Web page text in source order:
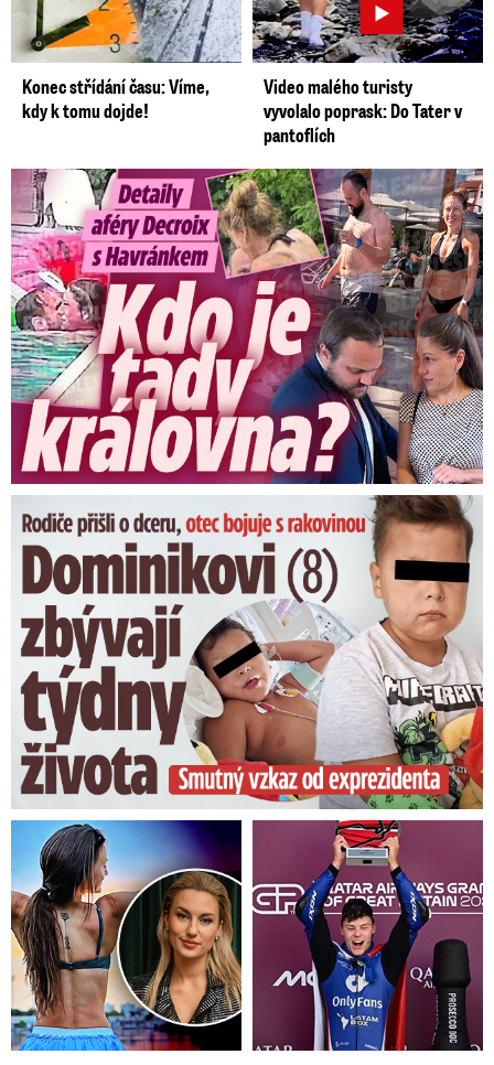
Konec střídání času: Víme,
kdy k tomu dojde!
Video malého turisty
vyvolalo poprask: Do Tater v
pantoflích
Detaily aféry Decroix s Havránkem: Kdo je tady královna?
Dominikovi (8) zbývají týdny života: Vzkaz od exprezidenta